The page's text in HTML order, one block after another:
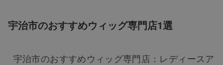
宇治市のおすすめウィッグ専門店1選
宇治市のおすすめウィッグ専門店：レディースア